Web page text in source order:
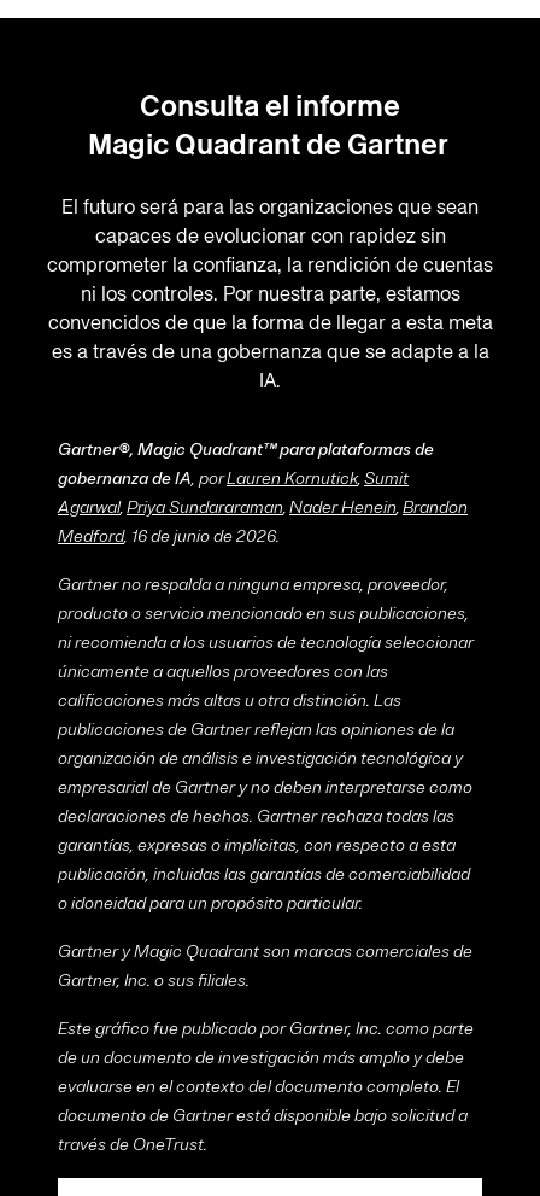
Consulta el informe
Magic Quadrant de Gartner
El futuro será para las organizaciones que sean
capaces de evolucionar con rapidez sin
comprometer la confianza, la rendición de cuentas
ni los controles. Por nuestra parte, estamos
convencidos de que la forma de llegar a esta meta
es a través de una gobernanza que se adapte a la
IA.
Gartner®, Magic Quadrant™ para plataformas de
gobernanza de IA, porLauren Kornutick,Sumit
Agarwal,Priya Sundararaman,Nader Henein,Brandon
Medford, 16 de junio de 2026.
Gartner no respalda a ninguna empresa, proveedor,
producto o servicio mencionado en sus publicaciones,
ni recomienda a los usuarios de tecnología seleccionar
únicamente a aquellos proveedores con las
calificaciones más altas u otra distinción. Las
publicaciones de Gartner reflejan las opiniones de la
organización de análisis e investigación tecnológica y
empresarial de Gartner y no deben interpretarse como
declaraciones de hechos. Gartner rechaza todas las
garantías, expresas o implícitas, con respecto a esta
publicación, incluidas las garantías de comerciabilidad
o idoneidad para un propósito particular.
Gartner y Magic Quadrant son marcas comerciales de
Gartner, Inc. o sus filiales.
Este gráfico fue publicado por Gartner, Inc. como parte
de un documento de investigación más amplio y debe
evaluarse en el contexto del documento completo. El
documento de Gartner está disponible bajo solicitud a
través de OneTrust.